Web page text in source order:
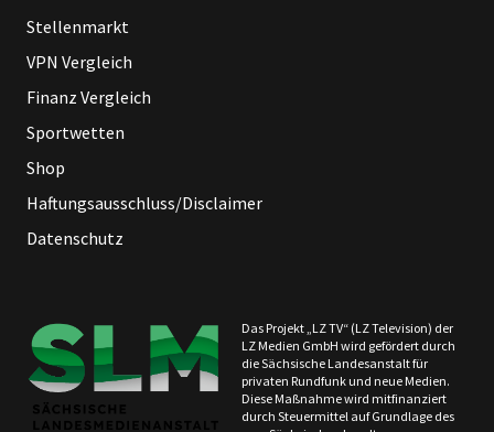
Stellenmarkt
VPN Vergleich
Finanz Vergleich
Sportwetten
Shop
Haftungsausschluss/Disclaimer
Datenschutz
Das Projekt „LZ TV“ (LZ Television) der
LZ Medien GmbH wird gefördert durch
die Sächsische Landesanstalt für
privaten Rundfunk und neue Medien.
Diese Maßnahme wird mitfinanziert
durch Steuermittel auf Grundlage des